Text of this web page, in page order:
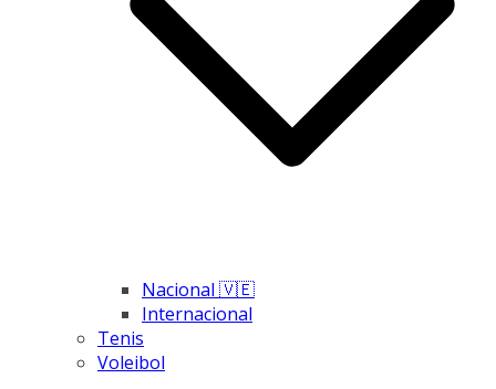
Nacional 🇻🇪
Internacional
Tenis
Voleibol